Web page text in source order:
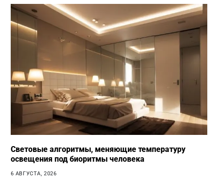
Световые алгоритмы, меняющие температуру
освещения под биоритмы человека
6 АВГУСТА, 2026